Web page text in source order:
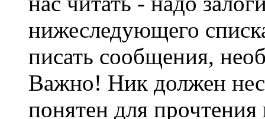
нижеследующего
писать сообщения,
Важно! Ник должен
понятен для